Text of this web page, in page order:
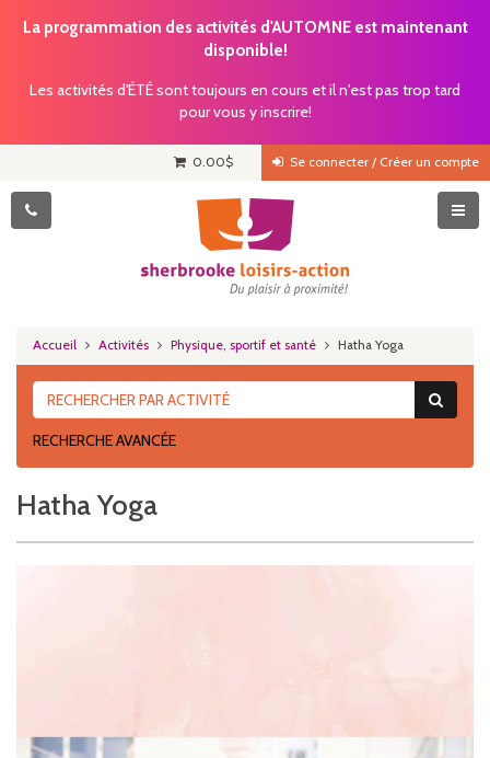
La programmation des activités d'AUTOMNE est maintenant
disponible!
Les activités d'ÉTÉ sont toujours en cours et il n'est pas trop tard
pour vous y inscrire!
Se connecter / Créer un compte
0.00$
Accueil Activités Physique, sportif et santé Hatha Yoga
RECHERCHE AVANCÉE
Hatha Yoga